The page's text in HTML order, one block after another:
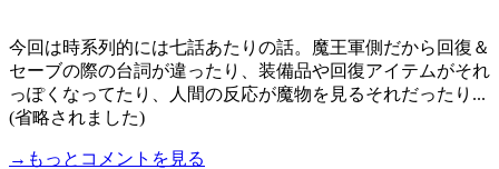
今回は時系列的には七話あたりの話。魔王軍側だから回復＆
セーブの際の台詞が違ったり、装備品や回復アイテムがそれ
っぽくなってたり、人間の反応が魔物を見るそれだったり...
(省略されました)
→もっとコメントを見る